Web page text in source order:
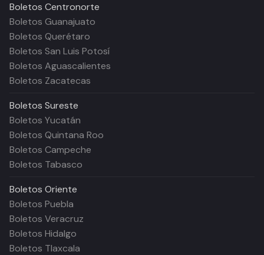
Boletos Centronorte
Boletos Guanajuato
Boletos Querétaro
Boletos San Luis Potosí
Boletos Aguascalientes
Boletos Zacatecas
Boletos Sureste
Boletos Yucatán
Boletos Quintana Roo
Boletos Campeche
Boletos Tabasco
Boletos Oriente
Boletos Puebla
Boletos Veracruz
Boletos Hidalgo
Boletos Tlaxcala